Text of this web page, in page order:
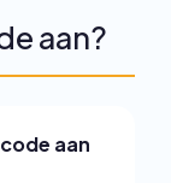
aan?
aan